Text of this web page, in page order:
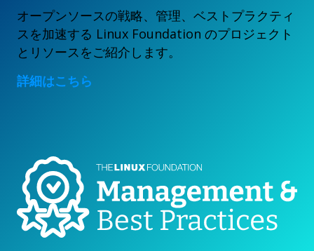
オープンソースの戦略、管理、ベストプラクティ
スを加速する Linux Foundation のプロジェクト
とリソースをご紹介します。
詳細はこちら